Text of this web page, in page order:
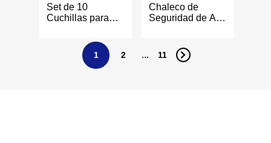
Set de 10
Cuchillas para
SK2 de 9 mm
Chaleco de
Seguridad de Alta
1 2 ... 11